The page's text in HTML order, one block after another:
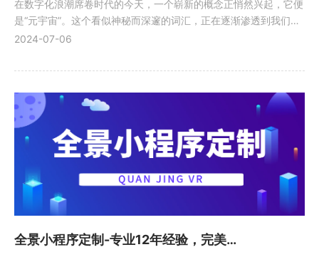
在数字化浪潮席卷时代的今天，一个崭新的概念正悄然兴起，它便
是“元宇宙”。这个看似神秘而深邃的词汇，正在逐渐渗透到我们生
活的方方面面，引领着一场前所未有的变革。
2024-07-06
全景小程序定制-专业12年经验，完美适配，无忧售后